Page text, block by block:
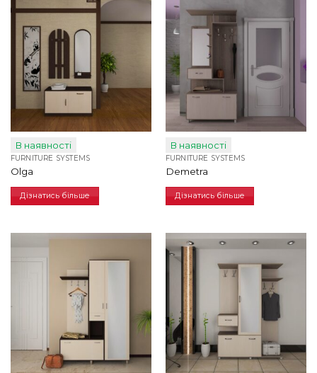
В наявності
FURNITURE SYSTEMS
Olga
Дізнатись більше
В наявності
FURNITURE SYSTEMS
Demetra
Дізнатись більше